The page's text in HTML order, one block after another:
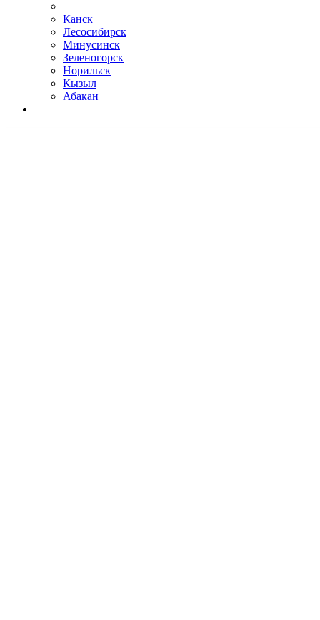
Канск
Лесосибирск
Минусинск
Зеленогорск
Норильск
Кызыл
Абакан